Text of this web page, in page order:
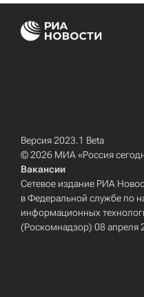
Версия 2023.1 Beta
© 2026 МИА «Россия
Вакансии
Сетевое издание РИА
в Федеральной службе по
информационных
(Роскомнадзор) 08 апреля